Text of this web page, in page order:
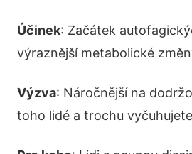
Účinek: Začátek
výraznější metabolické
Výzva: Náročnější na
toho lidé a trochu